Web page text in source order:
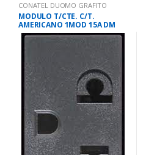
CONATEL DUOMO GRAFITO
MODULO T/CTE. C/T.
AMERICANO 1MOD 15A DM